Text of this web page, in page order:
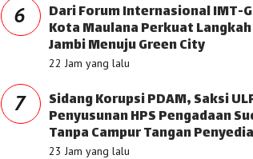
6 Dari Forum Internasional IMT-
Kota Maulana Perkuat
Jambi Menuju Green City
22 Jam yang lalu
7 Sidang Korupsi PDAM, Saksi
Penyusunan HPS Pengadaan
Tanpa Campur Tangan Penyedia
23 Jam yang lalu